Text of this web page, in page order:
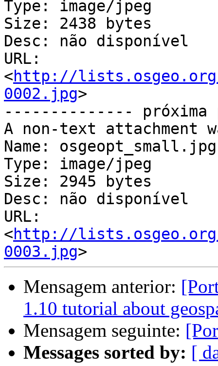
Type: image/jpeg
Size: 2438 bytes
Desc: não disponível
URL:
<http://lists.osgeo.org/
0002.jpg>
--------------
A non-text attachment
Name: osgeopt_small.jpg
Type: image/jpeg
Size: 2945 bytes
Desc: não disponível
URL:
<http://lists.osgeo.org/
0003.jpg
Mensagem anterior:
1.10 tutorial about
Mensagem seguinte:
Messages sorted by: [